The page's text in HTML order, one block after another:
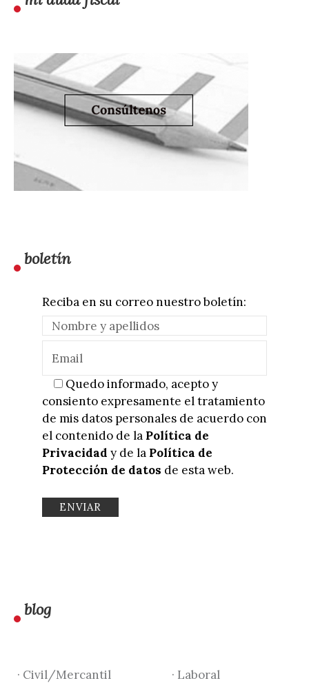
boletín
Reciba en su correo nuestro boletín:
Quedo informado, acepto y
consiento expresamente el tratamiento
de mis datos personales de acuerdo con
el contenido de la Política de
Privacidad y de la Política de
Protección de datos de esta web.
blog
· Civil/Mercantil
· Laboral